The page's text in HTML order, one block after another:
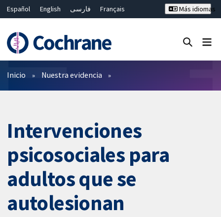
Español English فارسی
Français
Bahasa Malaysia
ไทย 繁體中文
Más idiomas
Filtros
Inicio Nuestra evidencia
Intervenciones
psicosociales para
adultos que se
autolesionan